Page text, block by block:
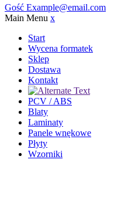
Gość Example@email.com
Main Menu x
Start
Wycena formatek
Sklep
Dostawa
Kontakt
PCV / ABS
Blaty
Laminaty
Panele wnękowe
Płyty
Wzorniki